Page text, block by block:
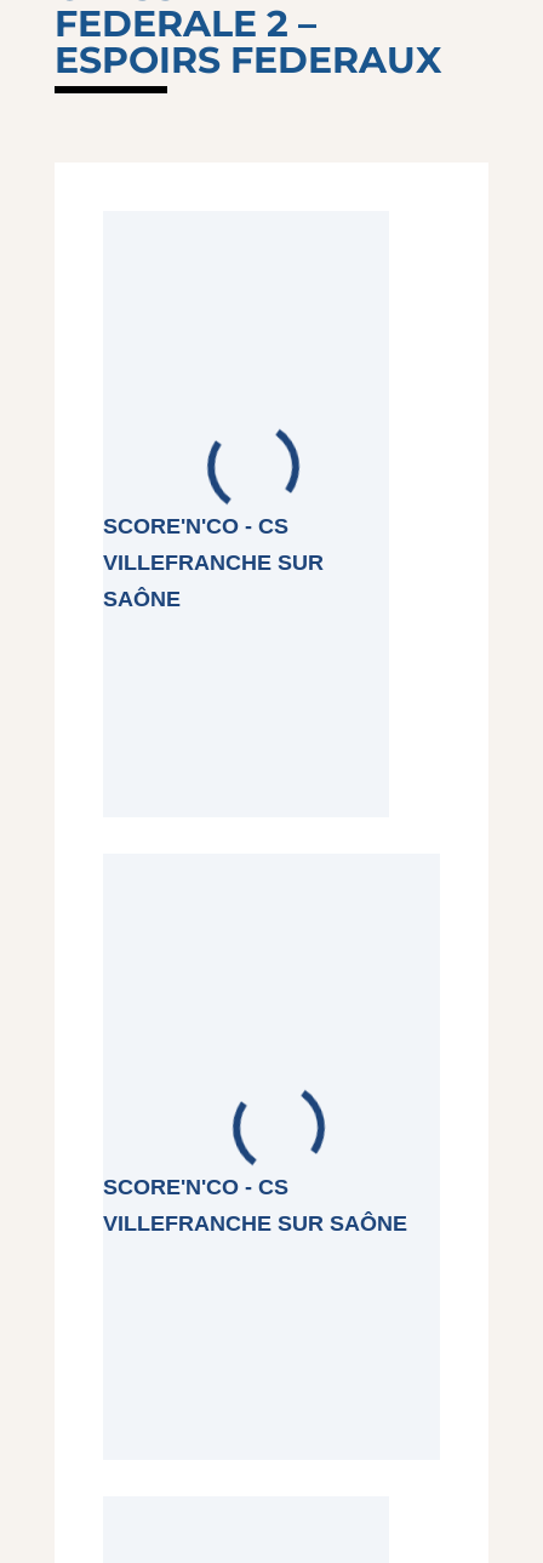
FEDERALE 2 –
ESPOIRS FEDERAUX
SCORE'N'CO - CS
VILLEFRANCHE SUR
SAÔNE
SCORE'N'CO - CS
VILLEFRANCHE SUR SAÔNE